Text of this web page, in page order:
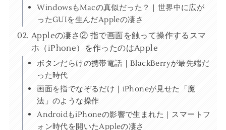
WindowsもMacの真似だった？｜世界中に広が
ったGUIを生んだAppleの凄さ
Appleの凄さ② 指で画面を触って操作するスマ
ホ（iPhone）を作ったのはApple
ボタンだらけの携帯電話｜BlackBerryが最先端だ
った時代
画面を指でなぞるだけ｜iPhoneが見せた「魔
法」のような操作
AndroidもiPhoneの影響で生まれた｜スマートフ
ォン時代を開いたAppleの凄さ